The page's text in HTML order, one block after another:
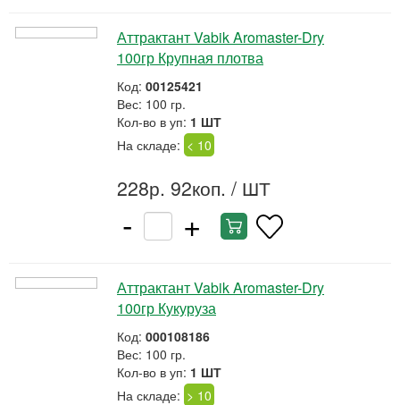
Аттрактант Vabik Aromaster-Dry
100гр Крупная плотва
Код: 00125421
Вес: 100 гр.
Кол-во в уп: 1 ШТ
На складе: < 10
228р. 92коп. / ШТ
- +
Аттрактант Vabik Aromaster-Dry
100гр Кукуруза
Код: 000108186
Вес: 100 гр.
Кол-во в уп: 1 ШТ
На складе: > 10